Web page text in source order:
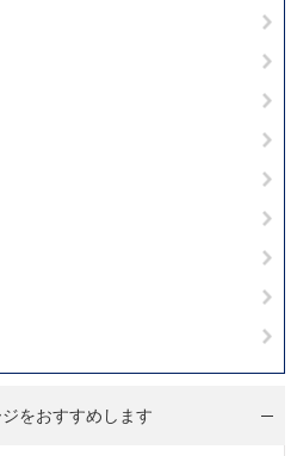
をおすすめします